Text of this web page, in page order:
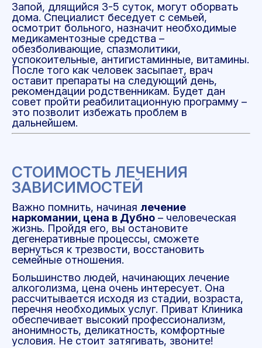
Запой, длящийся 3-5 суток, могут оборвать
дома. Специалист беседует с семьей,
осмотрит больного, назначит необходимые
медикаментозные средства –
обезболивающие, спазмолитики,
успокоительные, антигистаминные, витамины.
После того как человек засыпает, врач
оставит препараты на следующий день,
рекомендации родственникам. Будет дан
совет пройти реабилитационную программу –
это позволит избежать проблем в
дальнейшем.
СТОИМОСТЬ ЛЕЧЕНИЯ
ЗАВИСИМОСТЕЙ
Важно помнить, начиная лечение
наркомании, цена в Дубно – человеческая
жизнь. Пройдя его, вы остановите
дегенеративные процессы, сможете
вернуться к трезвости, восстановить
семейные отношения.
Большинство людей, начинающих лечение
алкоголизма, цена очень интересует. Она
рассчитывается исходя из стадии, возраста,
перечня необходимых услуг. Приват Клиника
обеспечивает высокий профессионализм,
анонимность, деликатность, комфортные
условия. Не стоит затягивать, звоните!